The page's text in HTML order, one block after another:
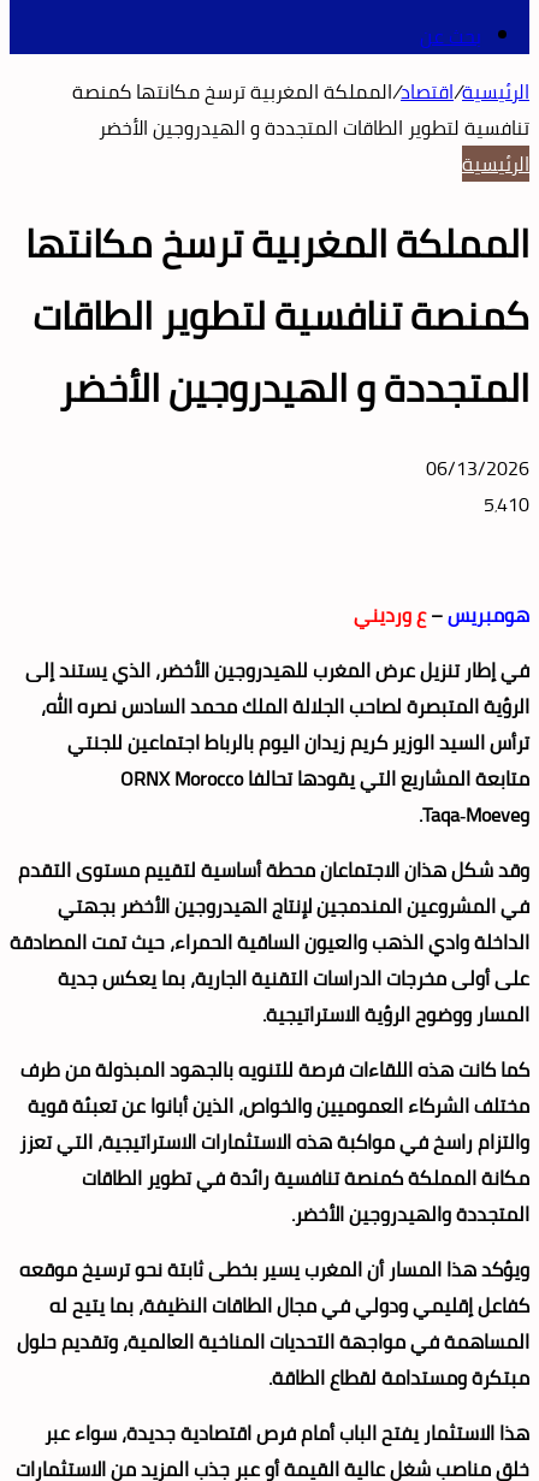
بحث عن
الرئيسية/اقتصاد/المملكة المغربية ترسخ مكانتها كمنصة
تنافسية لتطوير الطاقات المتجددة و الهيدروجين الأخضر
الرئيسية
المملكة المغربية ترسخ مكانتها
كمنصة تنافسية لتطوير الطاقات
المتجددة و الهيدروجين الأخضر
06/13/2026
5٬410
هومبريس–ع ورديني
في إطار تنزيل عرض المغرب للهيدروجين الأخضر، الذي يستند إلى
الرؤية المتبصرة لصاحب الجلالة الملك محمد السادس نصره الله،
ترأس السيد الوزير كريم زيدان اليوم بالرباط اجتماعين للجنتي
متابعة المشاريع التي يقودها تحالفا ORNX Morocco
وTaqa‑Moeve.
وقد شكل هذان الاجتماعان محطة أساسية لتقييم مستوى التقدم
في المشروعين المندمجين لإنتاج الهيدروجين الأخضر بجهتي
الداخلة وادي الذهب والعيون الساقية الحمراء، حيث تمت المصادقة
على أولى مخرجات الدراسات التقنية الجارية، بما يعكس جدية
المسار ووضوح الرؤية الاستراتيجية.
كما كانت هذه اللقاءات فرصة للتنويه بالجهود المبذولة من طرف
مختلف الشركاء العموميين والخواص، الذين أبانوا عن تعبئة قوية
والتزام راسخ في مواكبة هذه الاستثمارات الاستراتيجية، التي تعزز
مكانة المملكة كمنصة تنافسية رائدة في تطوير الطاقات
المتجددة والهيدروجين الأخضر.
ويؤكد هذا المسار أن المغرب يسير بخطى ثابتة نحو ترسيخ موقعه
كفاعل إقليمي ودولي في مجال الطاقات النظيفة، بما يتيح له
المساهمة في مواجهة التحديات المناخية العالمية، وتقديم حلول
مبتكرة ومستدامة لقطاع الطاقة.
هذا الاستثمار يفتح الباب أمام فرص اقتصادية جديدة، سواء عبر
خلق مناصب شغل عالية القيمة أو عبر جذب المزيد من الاستثمارات